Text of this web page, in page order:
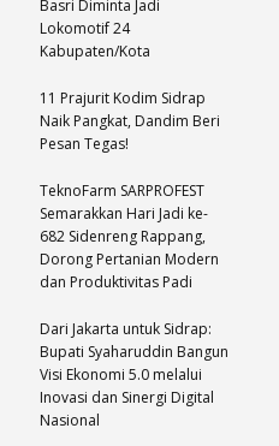
Basri Diminta Jadi
Lokomotif 24
Kabupaten/Kota
11 Prajurit Kodim Sidrap
Naik Pangkat, Dandim Beri
Pesan Tegas!
TeknoFarm SARPROFEST
Semarakkan Hari Jadi ke-
682 Sidenreng Rappang,
Dorong Pertanian Modern
dan Produktivitas Padi
Dari Jakarta untuk Sidrap:
Bupati Syaharuddin Bangun
Visi Ekonomi 5.0 melalui
Inovasi dan Sinergi Digital
Nasional